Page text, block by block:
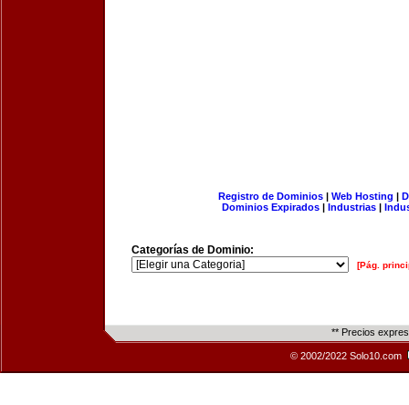
Registro de Dominios| Web Hosting |
Dominios Expirados | Industrias |
Categorías de Dominio:
[Pág.
** Precios
© 2002/2022 Solo10.com